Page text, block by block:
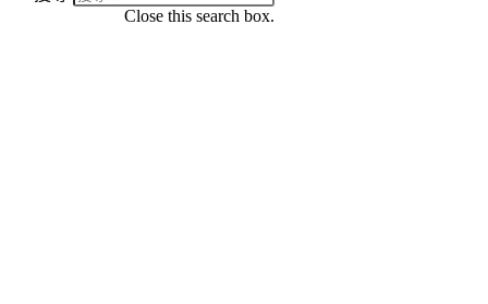
Close this search box.